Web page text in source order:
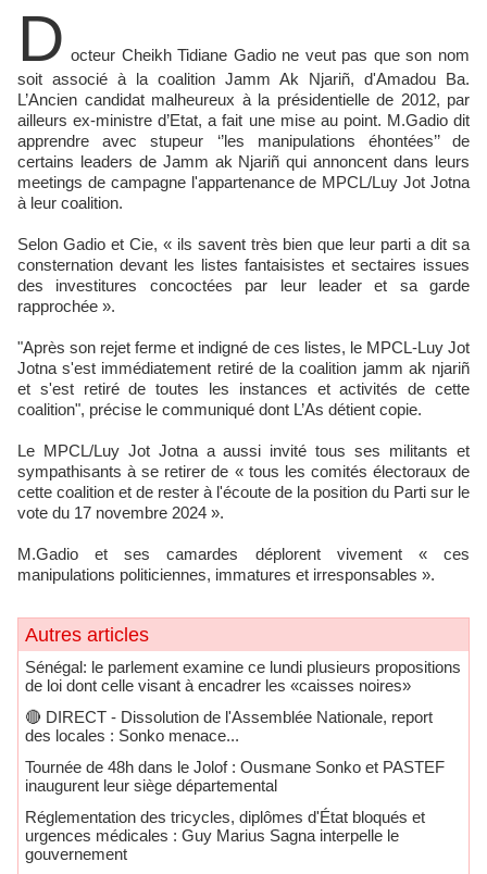
D octeur Cheikh Tidiane Gadio ne veut pas que son nom
soit associé à la coalition Jamm Ak Njariñ, d'Amadou Ba.
L’Ancien candidat malheureux à la présidentielle de 2012, par
ailleurs ex-ministre d’Etat, a fait une mise au point. M.Gadio dit
apprendre avec stupeur ‘’les manipulations éhontées’’ de
certains leaders de Jamm ak Njariñ qui annoncent dans leurs
meetings de campagne l'appartenance de MPCL/Luy Jot Jotna
à leur coalition.
Selon Gadio et Cie, « ils savent très bien que leur parti a dit sa
consternation devant les listes fantaisistes et sectaires issues
des investitures concoctées par leur leader et sa garde
rapprochée ».
"Après son rejet ferme et indigné de ces listes, le MPCL-Luy Jot
Jotna s'est immédiatement retiré de la coalition jamm ak njariñ
et s'est retiré de toutes les instances et activités de cette
coalition", précise le communiqué dont L’As détient copie.
Le MPCL/Luy Jot Jotna a aussi invité tous ses militants et
sympathisants à se retirer de « tous les comités électoraux de
cette coalition et de rester à l'écoute de la position du Parti sur le
vote du 17 novembre 2024 ».
M.Gadio et ses camardes déplorent vivement « ces
manipulations politiciennes, immatures et irresponsables ».
Autres articles
Sénégal: le parlement examine ce lundi plusieurs propositions
de loi dont celle visant à encadrer les «caisses noires»
🔴​ DIRECT - Dissolution de l'Assemblée Nationale, report
des locales : Sonko menace...
Tournée de 48h dans le Jolof : Ousmane Sonko et PASTEF
inaugurent leur siège départemental
Réglementation des tricycles, diplômes d'État bloqués et
urgences médicales : Guy Marius Sagna interpelle le
gouvernement